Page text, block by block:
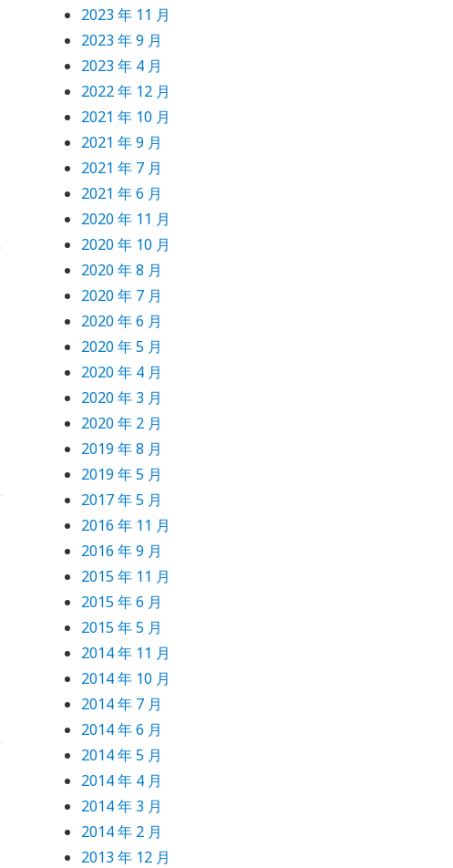
2023 年 11 月
2023 年 9 月
2023 年 4 月
2022 年 12 月
2021 年 10 月
2021 年 9 月
2021 年 7 月
2021 年 6 月
2020 年 11 月
2020 年 10 月
2020 年 8 月
2020 年 7 月
2020 年 6 月
2020 年 5 月
2020 年 4 月
2020 年 3 月
2020 年 2 月
2019 年 8 月
2019 年 5 月
2017 年 5 月
2016 年 11 月
2016 年 9 月
2015 年 11 月
2015 年 6 月
2015 年 5 月
2014 年 11 月
2014 年 10 月
2014 年 7 月
2014 年 6 月
2014 年 5 月
2014 年 4 月
2014 年 3 月
2014 年 2 月
2013 年 12 月